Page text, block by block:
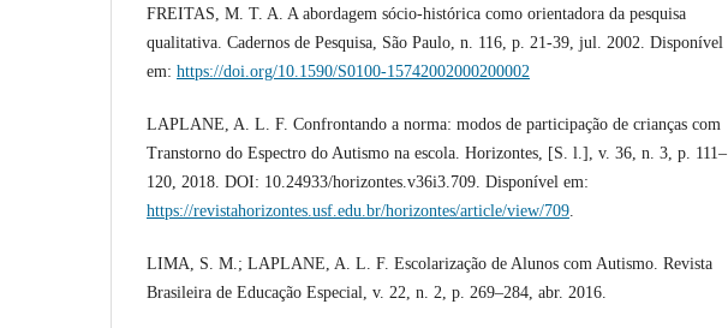
FREITAS, M. T. A. A abordagem sócio-histórica como orientadora da pesquisa
qualitativa. Cadernos de Pesquisa, São Paulo, n. 116, p. 21-39, jul. 2002. Disponível
em: https://doi.org/10.1590/S0100-15742002000200002
LAPLANE, A. L. F. Confrontando a norma: modos de participação de crianças com
Transtorno do Espectro do Autismo na escola. Horizontes, [S. l.], v. 36, n. 3, p. 111–
120, 2018. DOI: 10.24933/horizontes.v36i3.709. Disponível em:
https://revistahorizontes.usf.edu.br/horizontes/article/view/709
LIMA, S. M.; LAPLANE, A. L. F. Escolarização de Alunos com Autismo. Revista
Brasileira de Educação Especial, v. 22, n. 2, p. 269–284, abr. 2016.